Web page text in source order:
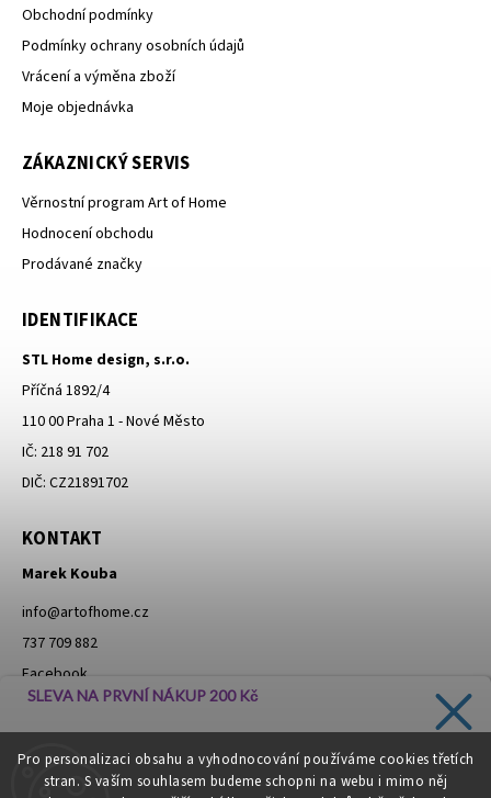
Pro personalizaci obsahu a vyhodnocování používáme cookies třetích
stran. S vaším souhlasem budeme schopni na webu i mimo něj
Obchodní podmínky
Podmínky ochrany osobních údajů
Vrácení a výměna zboží
Moje objednávka
ZÁKAZNICKÝ SERVIS
Věrnostní program Art of Home
Hodnocení obchodu
Prodávané značky
IDENTIFIKACE
STL Home design, s.r.o.
Příčná 1892/4
110 00 Praha 1 - Nové Město
IČ: 218 91 702
DIČ: CZ21891702
KONTAKT
Marek Kouba
info@artofhome.cz
737 709 882
Facebook
Instagram
Moje objednávka - odstoupení od smlouvy
SLEVA NA PRVNÍ NÁKUP 200 Kč
slevách přímo do vaší schránky!